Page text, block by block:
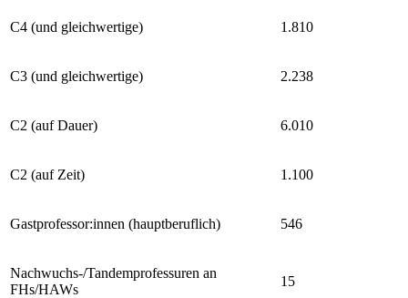
C4 (und gleichwertige) 1.810
C3 (und gleichwertige) 2.238
C2 (auf Dauer) 6.010
C2 (auf Zeit) 1.100
Gastprofessor:innen (hauptberuflich) 546
Nachwuchs-/Tandemprofessuren an
FHs/HAWs
15